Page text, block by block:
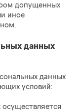
допущенных
иное
данных
данных
условий:
осуществляется